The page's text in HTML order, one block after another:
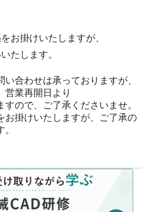
お掛けいたしますが、
たします。
合わせは承っておりますが、
営業再開日より
ので、ご了承くださいませ。
お掛けいたしますが、ご了承の